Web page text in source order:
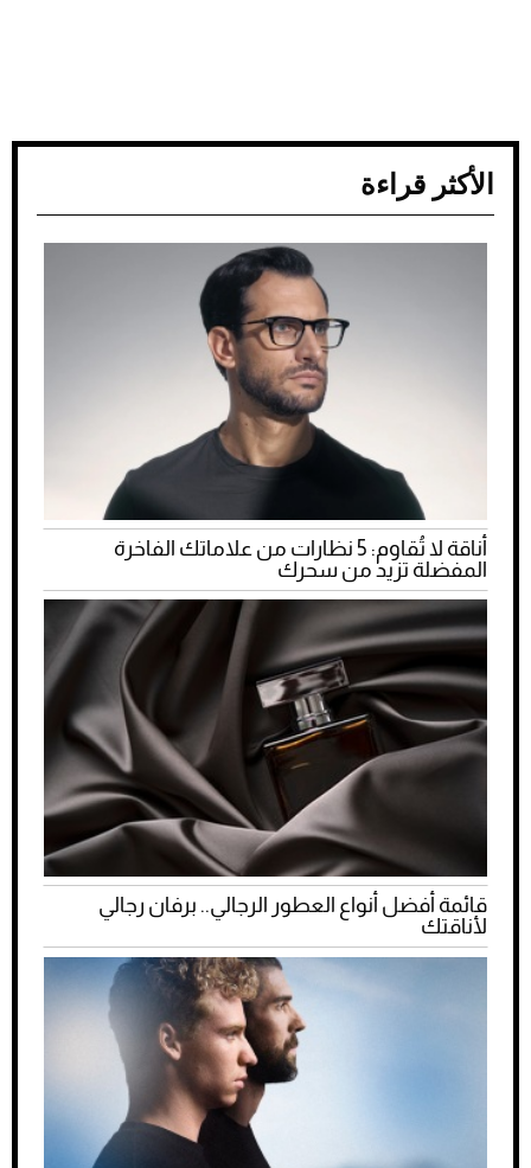
الأكثر قراءة
أناقة لا تُقاوم: 5 نظارات من علاماتك الفاخرة
المفضلة تزيد من سحرك
قائمة أفضل أنواع العطور الرجالي.. برفان رجالي
لأناقتك